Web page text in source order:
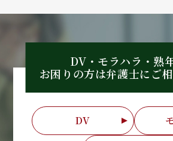
DV・モラハラ・熟
お困りの方は弁護士に ご
DV